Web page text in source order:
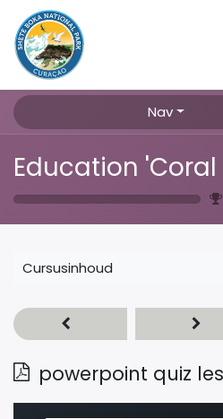
Nav
Education 'Coral
Cursusinhoud